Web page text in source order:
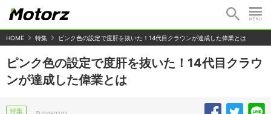
HOME 特集 ピンク色の設定で度肝を抜いた！14代目クラウンが達成した偉業とは
ピンク色の設定で度肝を抜いた！14代目クラウ
ンが達成した偉業とは
特集